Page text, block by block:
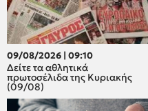
09/08/2026 | 09:10
Δείτε τα αθλητικά
πρωτοσέλιδα της Κυριακής
(09/08)